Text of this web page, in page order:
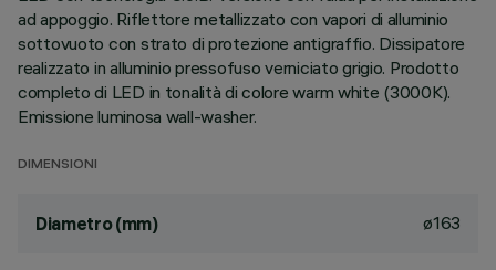
ad appoggio. Riflettore metallizzato con vapori di alluminio
sottovuoto con strato di protezione antigraffio. Dissipatore
realizzato in alluminio pressofuso verniciato grigio. Prodotto
completo di LED in tonalità di colore warm white (3000K).
Emissione luminosa wall-washer.
DIMENSIONI
Diametro (mm) ø163